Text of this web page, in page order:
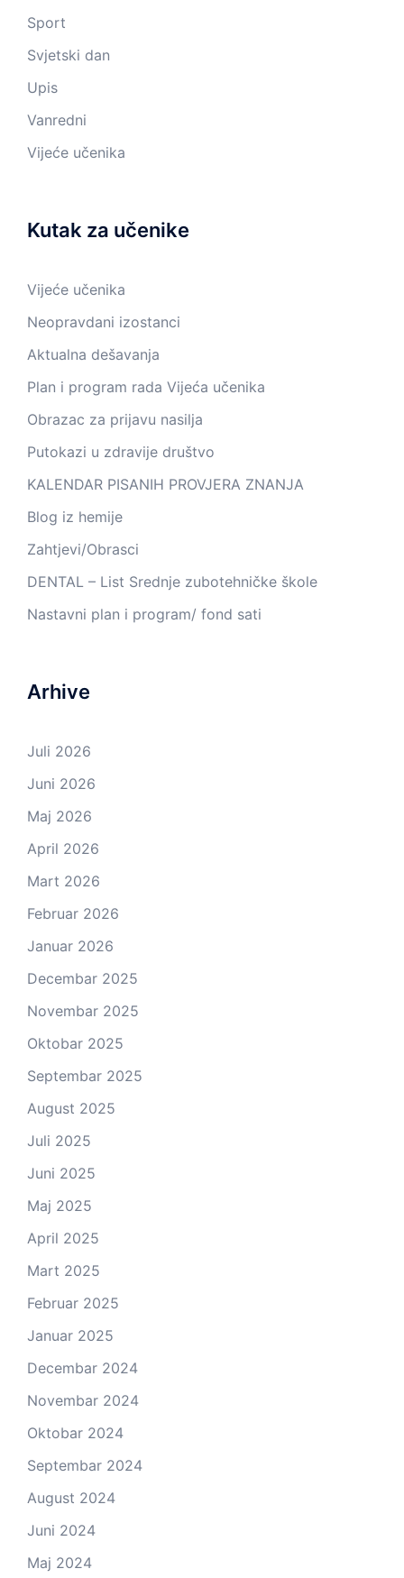
Sport
Svjetski dan
Upis
Vanredni
Vijeće učenika
Kutak za učenike
Vijeće učenika
Neopravdani izostanci
Aktualna dešavanja
Plan i program rada Vijeća učenika
Obrazac za prijavu nasilja
Putokazi u zdravije društvo
KALENDAR PISANIH PROVJERA ZNANJA
Blog iz hemije
Zahtjevi/Obrasci
DENTAL – List Srednje zubotehničke škole
Nastavni plan i program/ fond sati
Arhive
Juli 2026
Juni 2026
Maj 2026
April 2026
Mart 2026
Februar 2026
Januar 2026
Decembar 2025
Novembar 2025
Oktobar 2025
Septembar 2025
August 2025
Juli 2025
Juni 2025
Maj 2025
April 2025
Mart 2025
Februar 2025
Januar 2025
Decembar 2024
Novembar 2024
Oktobar 2024
Septembar 2024
August 2024
Juni 2024
Maj 2024